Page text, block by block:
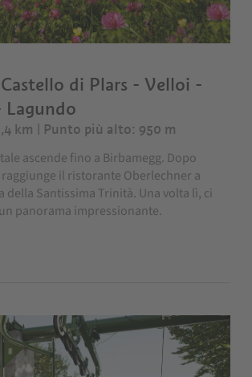
di Plars - Velloi -
Lagundo
km | Punto più alto: 950 m
ascende fino a Birbamegg. Dopo
il ristorante Oberlechner a
della Santissima Trinità. Una volta lì, ci
panorama impressionante.